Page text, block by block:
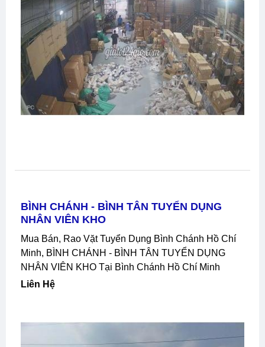
BÌNH CHÁNH - BÌNH TÂN TUYỂN DỤNG
NHÂN VIÊN KHO
Mua Bán, Rao Vặt Tuyển Dụng Bình Chánh Hồ Chí
Minh, BÌNH CHÁNH - BÌNH TÂN TUYỂN DỤNG
NHÂN VIÊN KHO Tại Bình Chánh Hồ Chí Minh
Liên Hệ